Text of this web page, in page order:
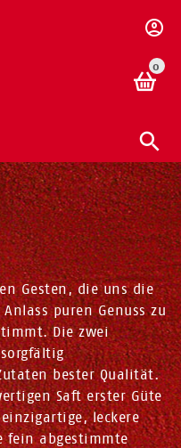
0
Gesten, die uns die
puren Genuss zu
Die zwei
bester Qualität.
Saft erster Güte
leckere
fein abgestimmte